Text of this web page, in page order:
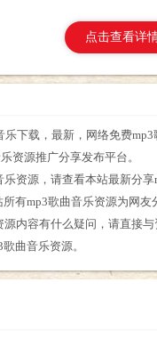
点击查看详
下载，最新，网络免费
资源推广分享发布平台。
资源，请查看本站最新分享
有mp3歌曲音乐资源为网
内容有什么疑问，请直接与
曲音乐资源。